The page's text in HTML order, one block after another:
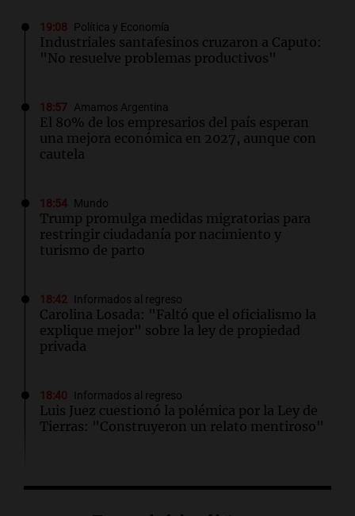
19:08 Política y Economía
Industriales santafesinos cruzaron a Caputo:
"No resuelve problemas productivos"
18:57 Amamos Argentina
El 80% de los empresarios del país esperan
una mejora económica en 2027, aunque con
cautela
18:54 Mundo
Trump promulga medidas migratorias para
restringir ciudadanía por nacimiento y
turismo de parto
18:42 Informados al regreso
Carolina Losada: "Faltó que el oficialismo la
explique mejor" sobre la ley de propiedad
privada
18:40 Informados al regreso
Luis Juez cuestionó la polémica por la Ley de
Tierras: "Construyeron un relato mentiroso"
Perú se alista para recibir a miles de turistas